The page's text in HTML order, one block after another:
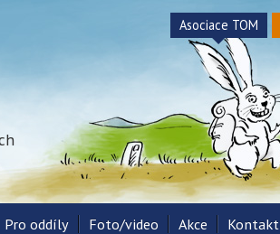
Asociace TOM
Pro oddíly Foto/video Akce Kontakt